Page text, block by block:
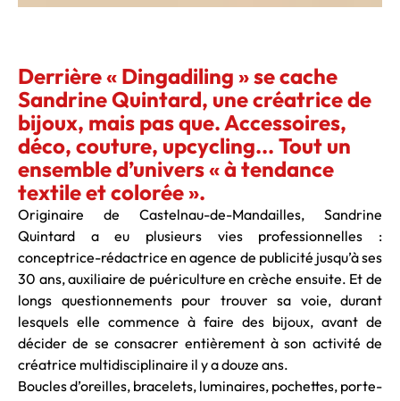
Derrière « Dingadiling » se cache
Sandrine Quintard, une créatrice de
bijoux, mais pas que. Accessoires,
déco, couture, upcycling... Tout un
ensemble d’univers « à tendance
textile et colorée ».
Originaire de Castelnau-de-Mandailles, Sandrine
Quintard a eu plusieurs vies professionnelles :
conceptrice-rédactrice en agence de publicité jusqu’à ses
30 ans, auxiliaire de puériculture en crèche ensuite. Et de
longs questionnements pour trouver sa voie, durant
lesquels elle commence à faire des bijoux, avant de
décider de se consacrer entièrement à son activité de
créatrice multidisciplinaire il y a douze ans.
Boucles d’oreilles, bracelets, luminaires, pochettes, porte-